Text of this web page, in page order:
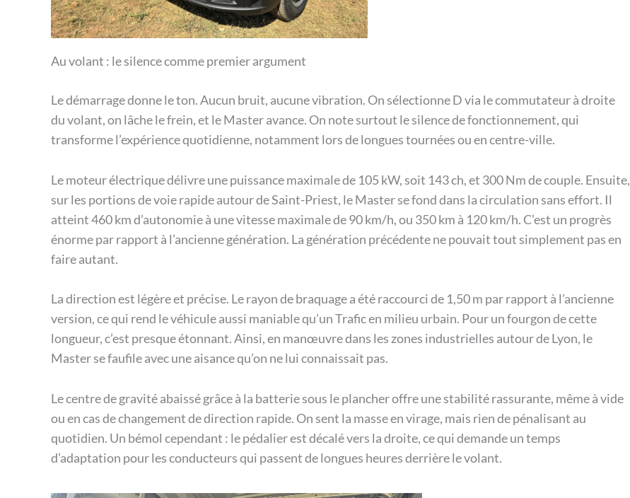
Au volant : le silence comme premier argument
Le démarrage donne le ton. Aucun bruit, aucune vibration. On sélectionne D via le commutateur à droite
du volant, on lâche le frein, et le Master avance. On note surtout le silence de fonctionnement, qui
transforme l’expérience quotidienne, notamment lors de longues tournées ou en centre-ville.
Le moteur électrique délivre une puissance maximale de 105 kW, soit 143 ch, et 300 Nm de couple. Ensuite,
sur les portions de voie rapide autour de Saint-Priest, le Master se fond dans la circulation sans effort. Il
atteint 460 km d’autonomie à une vitesse maximale de 90 km/h, ou 350 km à 120 km/h. C’est un progrès
énorme par rapport à l’ancienne génération. La génération précédente ne pouvait tout simplement pas en
faire autant.
La direction est légère et précise. Le rayon de braquage a été raccourci de 1,50 m par rapport à l’ancienne
version, ce qui rend le véhicule aussi maniable qu’un Trafic en milieu urbain. Pour un fourgon de cette
longueur, c’est presque étonnant. Ainsi, en manœuvre dans les zones industrielles autour de Lyon, le
Master se faufile avec une aisance qu’on ne lui connaissait pas.
Le centre de gravité abaissé grâce à la batterie sous le plancher offre une stabilité rassurante, même à vide
ou en cas de changement de direction rapide. On sent la masse en virage, mais rien de pénalisant au
quotidien. Un bémol cependant : le pédalier est décalé vers la droite, ce qui demande un temps
d’adaptation pour les conducteurs qui passent de longues heures derrière le volant.